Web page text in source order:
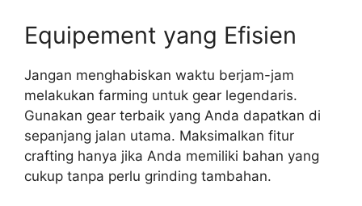
Equipement yang Efisien
Jangan menghabiskan waktu berjam-jam
melakukan farming untuk gear legendaris.
Gunakan gear terbaik yang Anda dapatkan di
sepanjang jalan utama. Maksimalkan fitur
crafting hanya jika Anda memiliki bahan yang
cukup tanpa perlu grinding tambahan.